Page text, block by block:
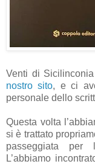
Venti di
nostro sito, e ci
personale dello
Questa volta
si è trattato
passeggiata per
L’abbiamo